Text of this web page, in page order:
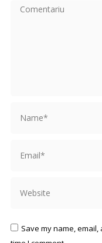
Comentariu
Save my name,